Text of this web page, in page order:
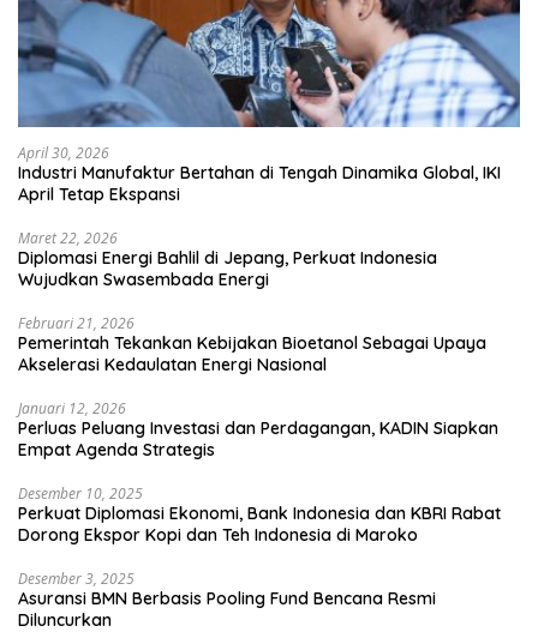
April 30, 2026
Industri Manufaktur Bertahan di Tengah Dinamika Global, IKI
April Tetap Ekspansi
Maret 22, 2026
Diplomasi Energi Bahlil di Jepang, Perkuat Indonesia
Wujudkan Swasembada Energi
Februari 21, 2026
Pemerintah Tekankan Kebijakan Bioetanol Sebagai Upaya
Akselerasi Kedaulatan Energi Nasional
Januari 12, 2026
Perluas Peluang Investasi dan Perdagangan, KADIN Siapkan
Empat Agenda Strategis
Desember 10, 2025
Perkuat Diplomasi Ekonomi, Bank Indonesia dan KBRI Rabat
Dorong Ekspor Kopi dan Teh Indonesia di Maroko
Desember 3, 2025
Asuransi BMN Berbasis Pooling Fund Bencana Resmi
Diluncurkan